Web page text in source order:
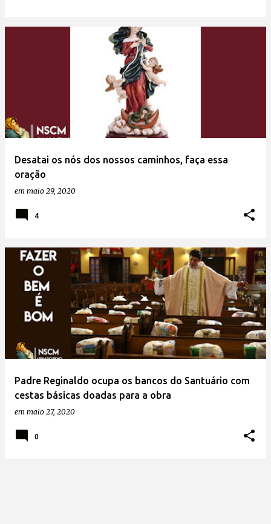
Desatai os nós dos nossos caminhos, faça essa
oração
em maio 29, 2020
4
Padre Reginaldo ocupa os bancos do Santuário com
cestas básicas doadas para a obra
em maio 27, 2020
0